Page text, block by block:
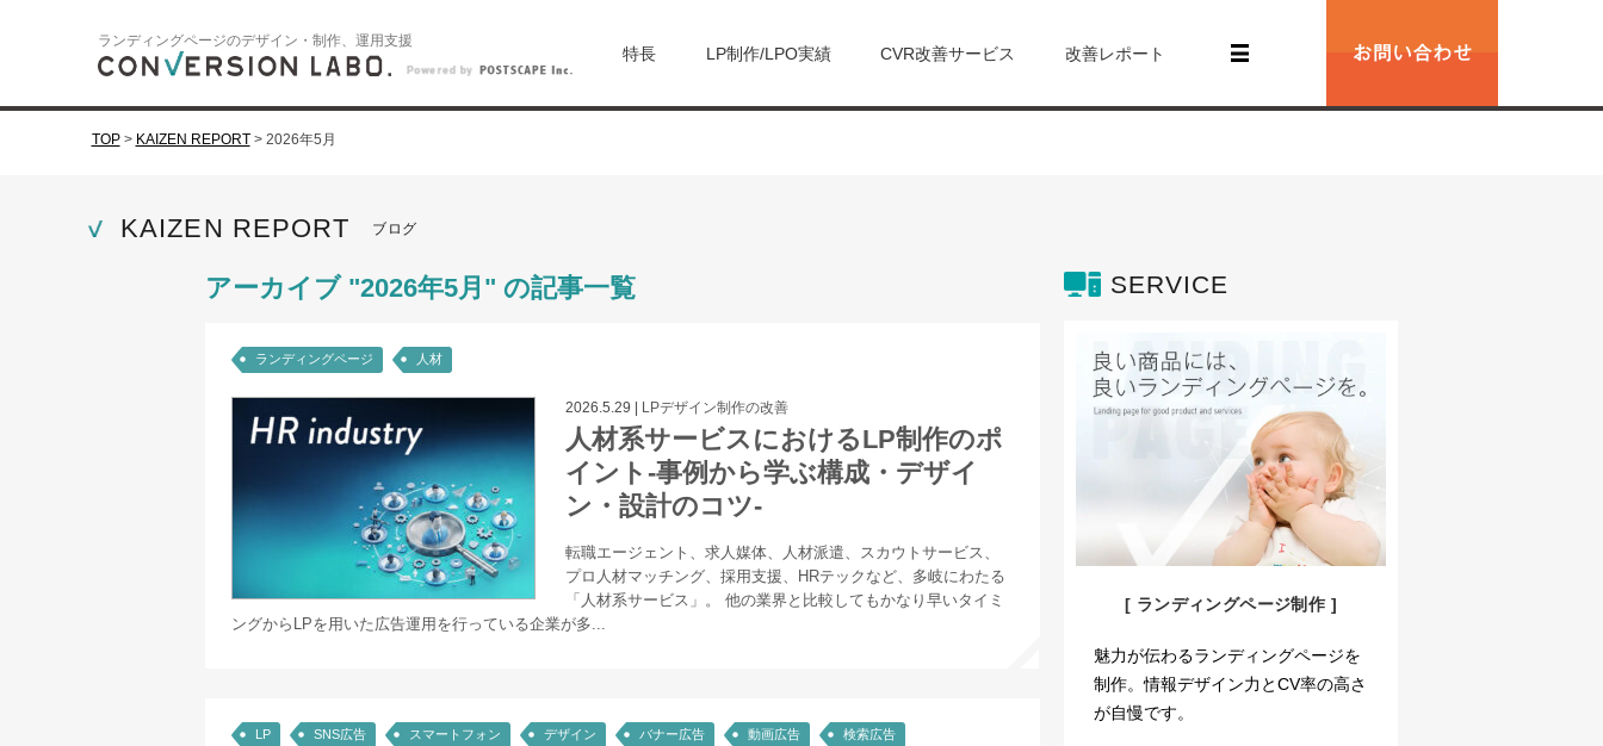
ランディングページのデザイン・制作、運用支援
特長 LP制作/LPO実績 CVR改善サービス 改善レポート
TOP > KAIZEN REPORT > 2026年5月
KAIZEN REPORT ブログ
アーカイブ "2026年5月" の記事一覧
ランディングページ 人材
2026.5.29 LPデザイン制作の改善
人材系サービスにおけるLP制作のポ
イント-事例から学ぶ構成・デザイ
ン・設計のコツ-
転職エージェント、求人媒体、人材派遣、スカウトサービス、
プロ人材マッチング、採用支援、HRテックなど、多岐にわたる
「人材系サービス」。 他の業界と比較してもかなり早いタイミ
ングからLPを用いた広告運用を行っている企業が多...
LP SNS広告 スマートフォン デザイン バナー広告 動画広告 検索広告
SERVICE
[ ランディングページ制作 ]
魅力が伝わるランディングページを
制作。情報デザイン力とCV率の高さ
が自慢です。